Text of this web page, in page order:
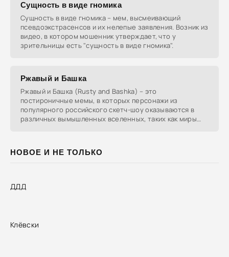
НОВОЕ И НЕ ТОЛЬКО
ДДД
Клёвски
Сущность в виде гномика
Сущность в виде гномика – мем, высмеивающий
псевдоэкстрасенсов и их нелепые заявления. Возник из
видео, в котором мошенник утверждает, что у
зрительницы есть "сущность в виде гномика".
Ржавый и Башка
Ржавый и Башка (Rusty and Bashka) – это
постироничные мемы, в которых персонажи из
популярного российского скетч-шоу оказываются в
различных вымышленных вселенных, таких как миры